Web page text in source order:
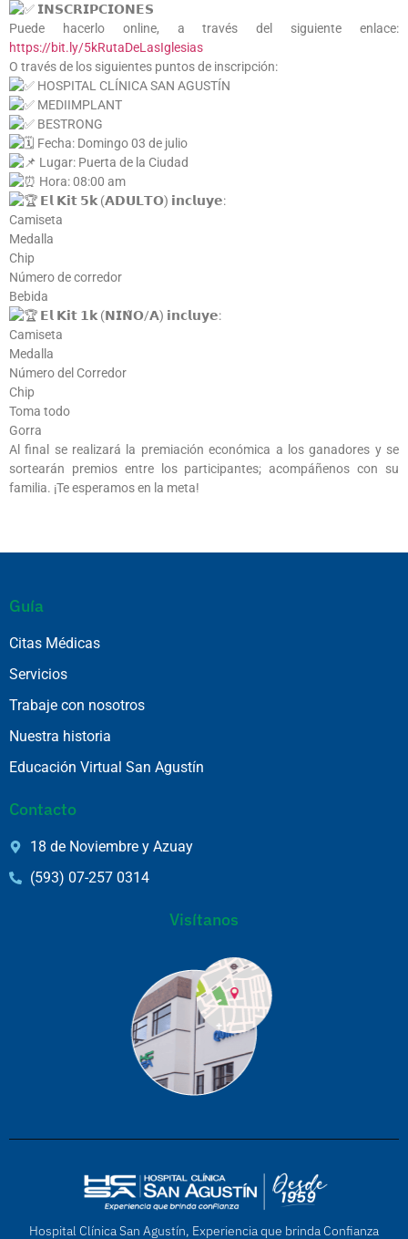
𝗜𝗡𝗦𝗖𝗥𝗜𝗣𝗖𝗜𝗢𝗡𝗘𝗦
Puede hacerlo online, a través del siguiente enlace:
https://bit.ly/5kRutaDeLasIglesias
O través de los siguientes puntos de inscripción:
HOSPITAL CLÍNICA SAN AGUSTÍN
MEDIIMPLANT
BESTRONG
Fecha: Domingo 03 de julio
Lugar: Puerta de la Ciudad
Hora: 08:00 am
𝗘𝗹 𝗞𝗶𝘁 𝟱𝗸 (𝗔𝗗𝗨𝗟𝗧𝗢) 𝗶𝗻𝗰𝗹𝘂𝘆𝗲:
Camiseta
Medalla
Chip
Número de corredor
Bebida
𝗘𝗹 𝗞𝗶𝘁 𝟭𝗸 (𝗡𝗜𝗡̃𝗢/𝗔) 𝗶𝗻𝗰𝗹𝘂𝘆𝗲:
Camiseta
Medalla
Número del Corredor
Chip
Toma todo
Gorra
Al final se realizará la premiación económica a los ganadores y se
sortearán premios entre los participantes; acompáñenos con su
familia. ¡Te esperamos en la meta!
Guía
Citas Médicas
Servicios
Trabaje con nosotros
Nuestra historia
Educación Virtual San Agustín
Contacto
18 de Noviembre y Azuay
(593) 07-257 0314
Visítanos
Hospital Clínica San Agustín, Experiencia que brinda Confianza